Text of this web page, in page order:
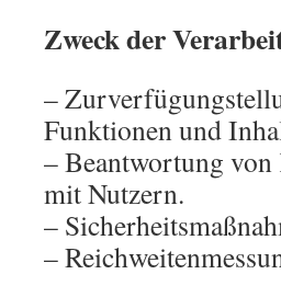
Zweck der
–
Funktionen und
– Beantwortung
mit Nutzern.
–
–